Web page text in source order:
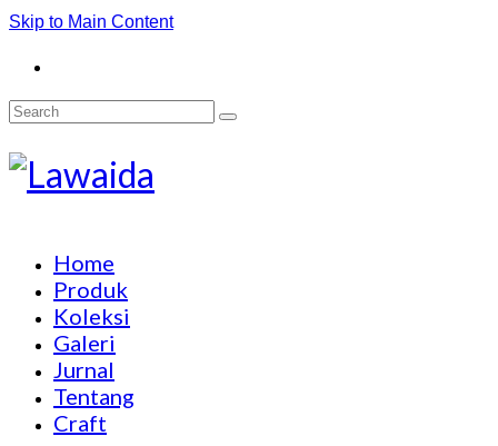
Skip to Main Content
Search
Home
Produk
Koleksi
Galeri
Jurnal
Tentang
Craft